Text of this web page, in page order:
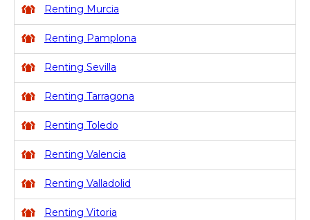
Renting Murcia
Renting Pamplona
Renting Sevilla
Renting Tarragona
Renting Toledo
Renting Valencia
Renting Valladolid
Renting Vitoria